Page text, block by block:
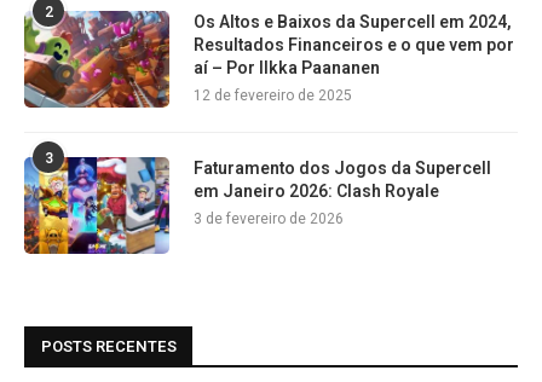
2
Os Altos e Baixos da Supercell em 2024,
Resultados Financeiros e o que vem por
aí – Por Ilkka Paananen
12 de fevereiro de 2025
3
Faturamento dos Jogos da Supercell
em Janeiro 2026: Clash Royale
3 de fevereiro de 2026
POSTS RECENTES